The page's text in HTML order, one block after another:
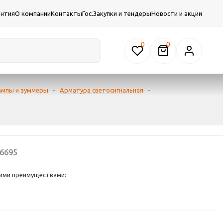
О компанииКонтактыГос.Закупки и тендерыНовости и акции
0
и зуммеры - Арматура светосигнальная
-
преимуществами: